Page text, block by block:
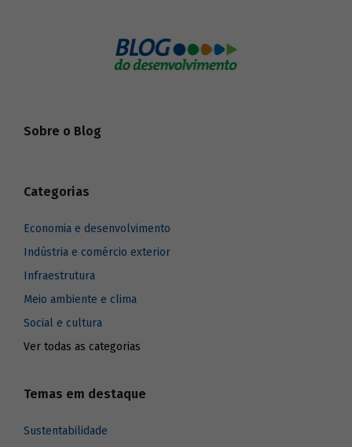
Sobre o Blog
Categorias
Economia e desenvolvimento
Indústria e comércio exterior
Infraestrutura
Meio ambiente e clima
Social e cultura
Ver todas as categorias
Temas em destaque
Sustentabilidade